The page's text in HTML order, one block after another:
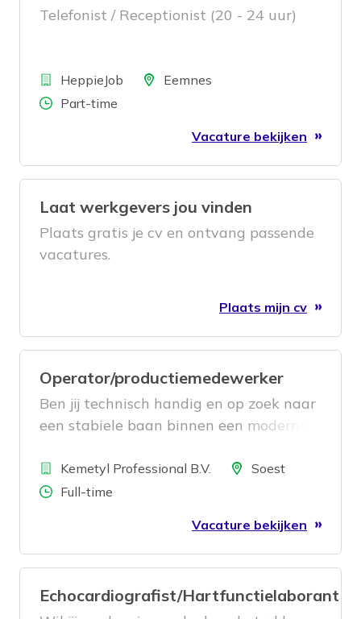
Telefonist / Receptionist (20 - 24 uur)
BedrijfHeppieJob LocatieEemnes
Aantal uren
Part-time
Vacature bekijken
Laat werkgevers jou vinden
Plaats gratis je cv en ontvang passende
vacatures.
Plaats mijn cv
Operator/productiemedewerker
Ben jij technisch handig en op zoek naar
een stabiele baan binnen een moderne
als Productiemedewerker in Soest iets
voor jou!
BedrijfKemetyl Professional B.V. LocatieSoest
Aantal uren
Full-time
Vacature bekijken
Echocardiografist/Hartfunctielaborant